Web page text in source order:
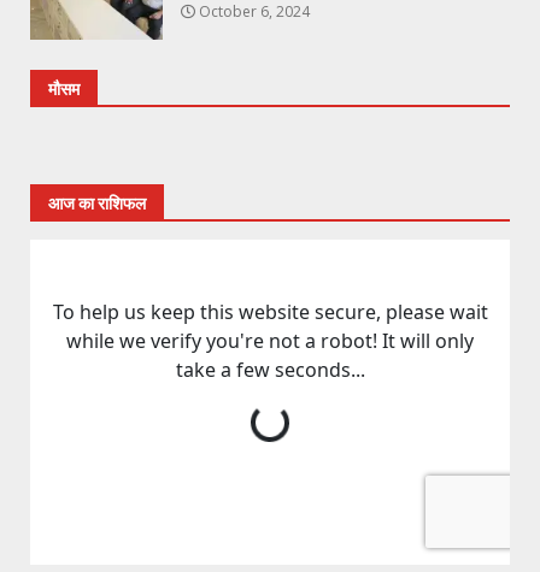
October 6, 2024
मौसम
आज का राशिफल